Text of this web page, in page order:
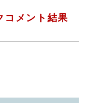
コメント結果